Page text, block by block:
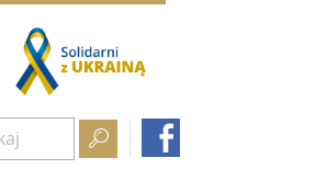
 
z komisji, sekcji i klubów
Odznaczeni Członkowie
Historia SGP
Dokumenty